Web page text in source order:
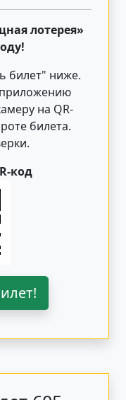
лотерея»
билет" ниже.
приложению
на QR-
билета.
код